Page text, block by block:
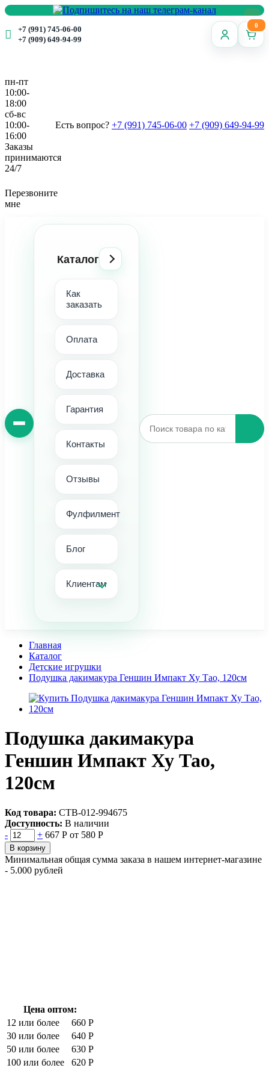
+7 (991) 745-06-00
+7 (909) 649-94-99
0
пн-пт
10:00-
18:00
сб-вс
10:00-
16:00
Заказы
принимаются
24/7
Есть вопрос? +7 (991) 745-06-00 +7 (909) 649-94-99
Перезвоните
мне
Каталог
Как
заказать
Оплата
Доставка
Гарантия
Контакты
Отзывы
Фулфилмент
Блог
Клиентам
Главная
Каталог
Детские игрушки
Подушка дакимакура Геншин Импакт Ху Тао, 120см
Подушка дакимакура
Геншин Импакт Ху Тао,
120см
Код товара: СТВ-012-994675
Доступность: В наличии
-
+ 667 Р от 580 Р
В корзину
Минимальная общая сумма заказа в нашем интернет-магазине
- 5.000 рублей
Цена оптом:
12 или более
660 Р
30 или более
640 Р
50 или более
630 Р
100 или более
620 Р